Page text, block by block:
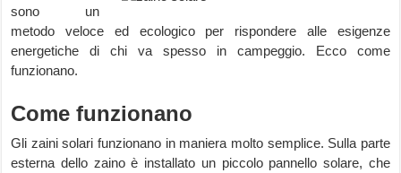
sono un
metodo veloce ed ecologico per rispondere alle esigenze
energetiche di chi va spesso in campeggio. Ecco come
funzionano.
Come funzionano
Gli zaini solari funzionano in maniera molto semplice. Sulla parte
esterna dello zaino è installato un piccolo pannello solare, che